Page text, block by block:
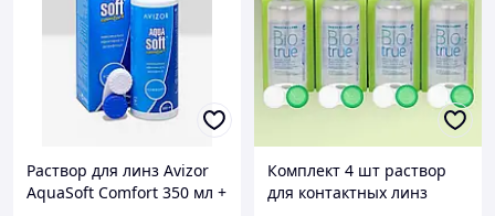
Раствор для линз Avizor
AquaSoft Comfort 350 мл +
Комплект 4 шт раствор
для контактных линз